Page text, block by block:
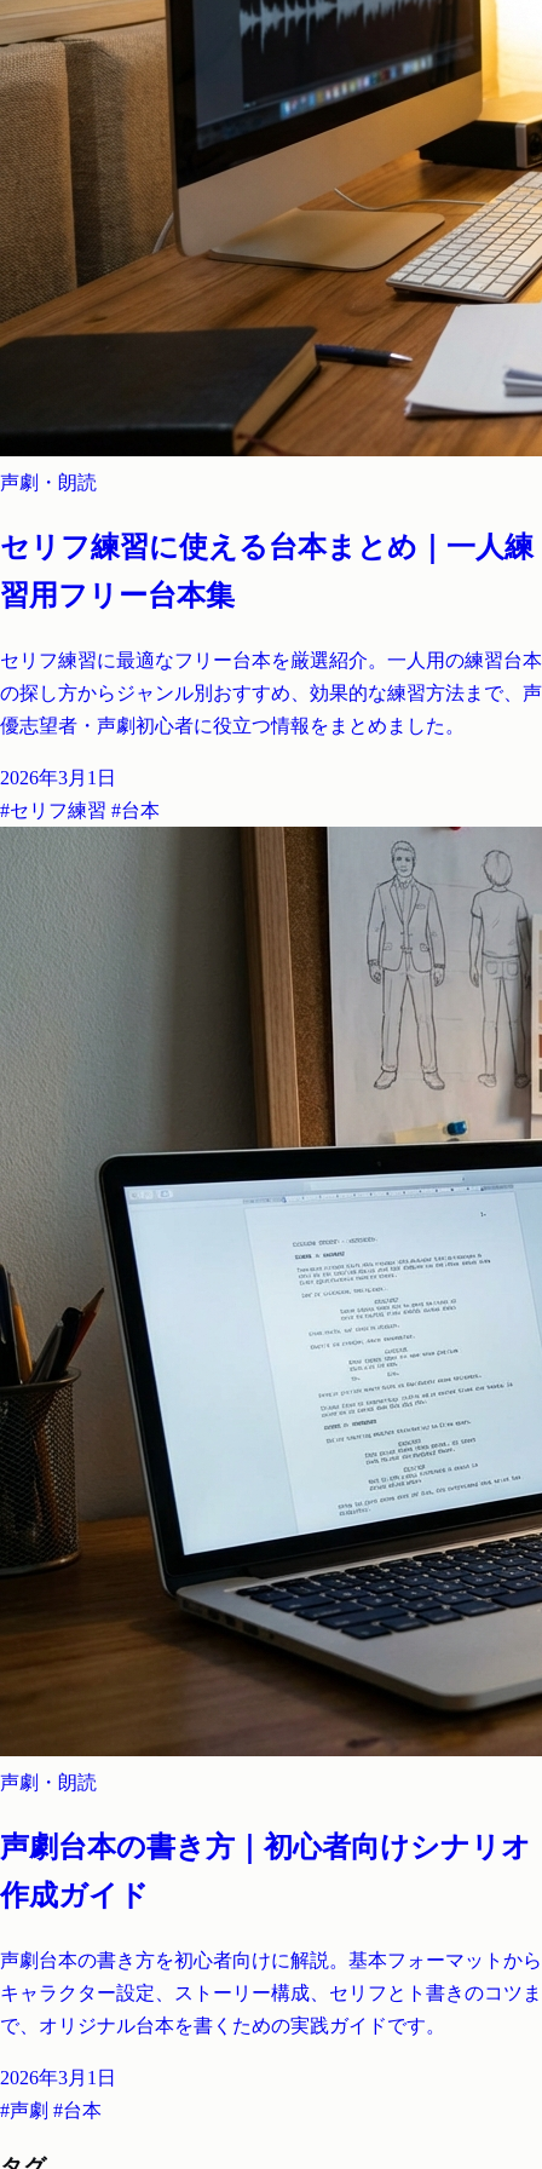
声劇・朗読
セリフ練習に使える台本まとめ｜一人練
習用フリー台本集
セリフ練習に最適なフリー台本を厳選紹介。一人用の練習台本
の探し方からジャンル別おすすめ、効果的な練習方法まで、声
優志望者・声劇初心者に役立つ情報をまとめました。
2026年3月1日
#セリフ練習 #台本
声劇・朗読
声劇台本の書き方｜初心者向けシナリオ
作成ガイド
声劇台本の書き方を初心者向けに解説。基本フォーマットから
キャラクター設定、ストーリー構成、セリフとト書きのコツま
で、オリジナル台本を書くための実践ガイドです。
2026年3月1日
#声劇 #台本